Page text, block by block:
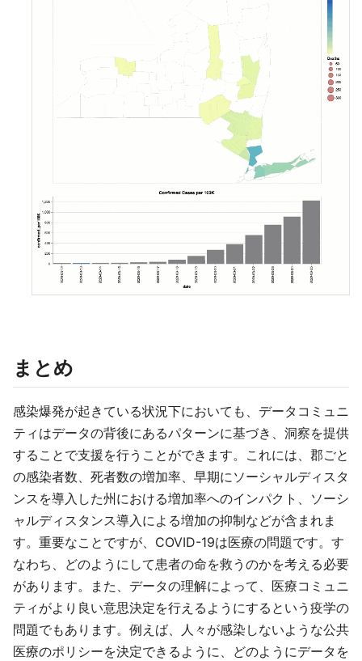
まとめ
感染爆発が起きている状況下においても、データコミュニ
ティはデータの背後にあるパターンに基づき、洞察を提供
することで支援を行うことができます。これには、郡ごと
の感染者数、死者数の増加率、早期にソーシャルディスタ
ンスを導入した州における増加率へのインパクト、ソーシ
ャルディスタンス導入による増加の抑制などが含まれま
す。重要なことですが、COVID-19は医療の問題です。す
なわち、どのようにして患者の命を救うのかを考える必要
があります。また、データの理解によって、医療コミュニ
ティがより良い意思決定を行えるようにするという疫学の
問題でもあります。例えば、人々が感染しないような公共
医療のポリシーを決定できるように、どのようにデータを